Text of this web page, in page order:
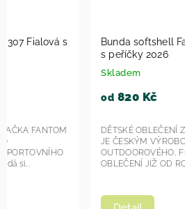
Bunda softshell Fantom BUN
DĚTSKÉ OBLEČENÍ Z KRKONOŠ
JE ČESKÝM VÝROBCEM DĚTSKÉHO
OUTDOOROVÉHO, FUNKČNÍHO A
OBLEČENÍ JIŽ OD ROKU 1999. Zakládá